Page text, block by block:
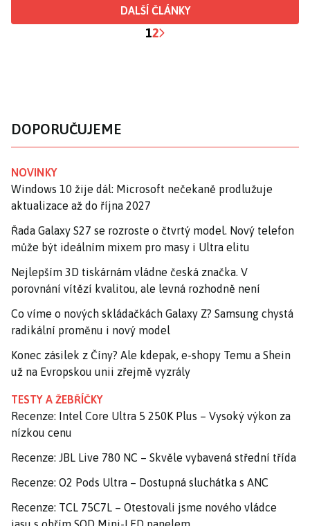
DALŠÍ ČLÁNKY
12
DOPORUČUJEME
NOVINKY
Windows 10 žije dál: Microsoft nečekaně prodlužuje
aktualizace až do října 2027
Řada Galaxy S27 se rozroste o čtvrtý model. Nový telefon
může být ideálním mixem pro masy i Ultra elitu
Nejlepším 3D tiskárnám vládne česká značka. V
porovnání vítězí kvalitou, ale levná rozhodně není
Co víme o nových skládačkách Galaxy Z? Samsung chystá
radikální proměnu i nový model
Konec zásilek z Číny? Ale kdepak, e-shopy Temu a Shein
už na Evropskou unii zřejmě vyzrály
TESTY A ŽEBŘÍČKY
Recenze: Intel Core Ultra 5 250K Plus – Vysoký výkon za
nízkou cenu
Recenze: JBL Live 780 NC – Skvěle vybavená střední třída
Recenze: O2 Pods Ultra – Dostupná sluchátka s ANC
Recenze: TCL 75C7L – Otestovali jsme nového vládce